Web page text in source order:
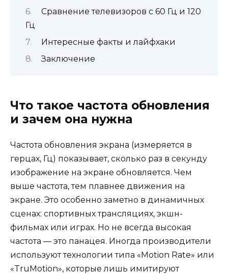
Сравнение телевизоров с 60 Гц и 120
Гц
Интересные факты и лайфхаки
Заключение
Что такое частота обновления
и зачем она нужна
Частота обновления экрана (измеряется в
герцах, Гц) показывает, сколько раз в секунду
изображение на экране обновляется. Чем
выше частота, тем плавнее движения на
экране. Это особенно заметно в динамичных
сценах: спортивных трансляциях, экшн-
фильмах или играх. Но не всегда высокая
частота — это панацея. Иногда производители
используют технологии типа «Motion Rate» или
«TruMotion», которые лишь имитируют